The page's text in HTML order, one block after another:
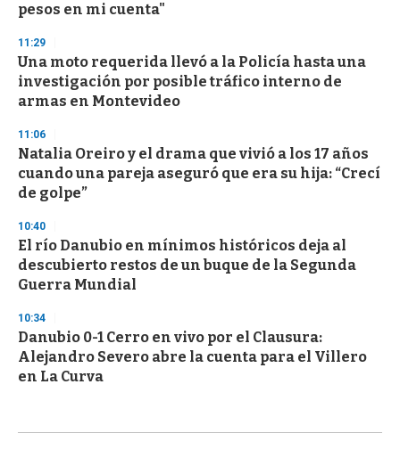
pesos en mi cuenta"
11:29
Una moto requerida llevó a la Policía hasta una
investigación por posible tráfico interno de
armas en Montevideo
11:06
Natalia Oreiro y el drama que vivió a los 17 años
cuando una pareja aseguró que era su hija: “Crecí
de golpe”
10:40
El río Danubio en mínimos históricos deja al
descubierto restos de un buque de la Segunda
Guerra Mundial
10:34
Danubio 0-1 Cerro en vivo por el Clausura:
Alejandro Severo abre la cuenta para el Villero
en La Curva